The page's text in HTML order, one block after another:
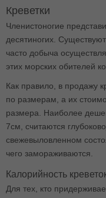
Креветки
Членистоногие
десятиногих.
часто добыча
этих морских обителей
Как правило, в продажу
по размерам, а их
размера. Наиболее
7см, считаются
свежевыловленном
чего замораживаются.
Калорийность
Для тех, кто